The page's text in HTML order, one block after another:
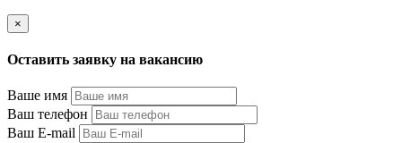
×
Оставить заявку на вакансию
Ваше имя
Ваш телефон
Ваш E-mail